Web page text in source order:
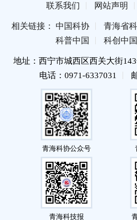
联系我们 网站声明
相关链接： 中国科协 青海省
科普中国
科创中国
地址：西宁市城西区西关大街
电话：0971-6337031
青海科协公众号
青海科技报